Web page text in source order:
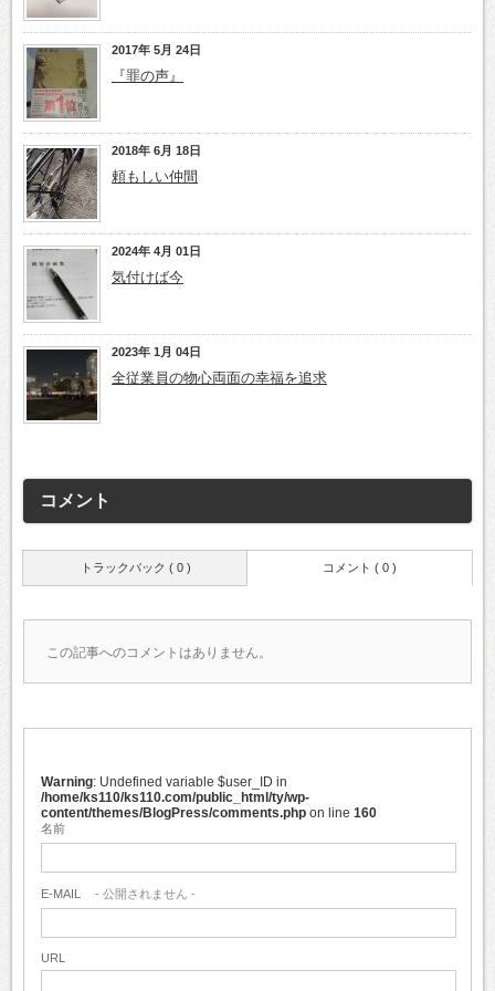
2017年 5月 24日
『罪の声』
2018年 6月 18日
頼もしい仲間
2024年 4月 01日
気付けば今
2023年 1月 04日
全従業員の物心両面の幸福を追求
コメント
トラックバック ( 0 ) コメント ( 0 )
この記事へのコメントはありません。
Warning : Undefined variable $user_ID in
/home/ks110/ks110.com/public_html/ty/wp-
content/themes/BlogPress/comments.php on line 160
名前
E-MAIL - 公開されません -
URL